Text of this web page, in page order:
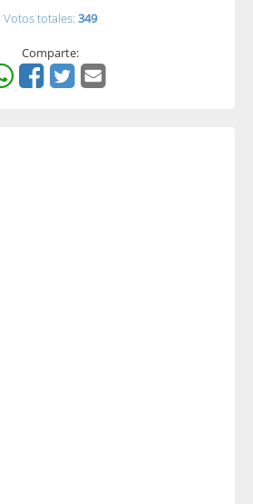
Votos totales: 349
Comparte: